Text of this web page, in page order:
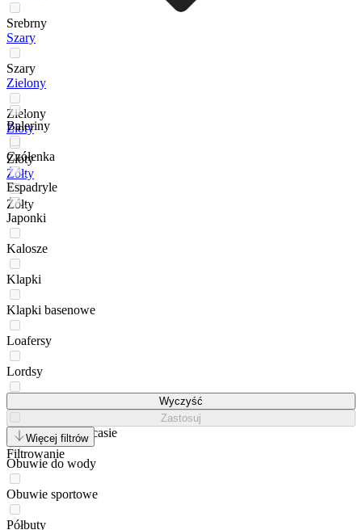
Srebrny
Szary
Szary
Zielony
Zielony
Złoty
Złoty
Żółty
Żółty
Baleriny
Czółenka
Espadryle
Japonki
Kalosze
Klapki
Klapki basenowe
Loafersy
Lordsy
Mokasyny na obcasie
Obuwie do wody
Obuwie sportowe
Półbuty
Wyczyść
Zastosuj
Więcej filtrów
Filtrowanie